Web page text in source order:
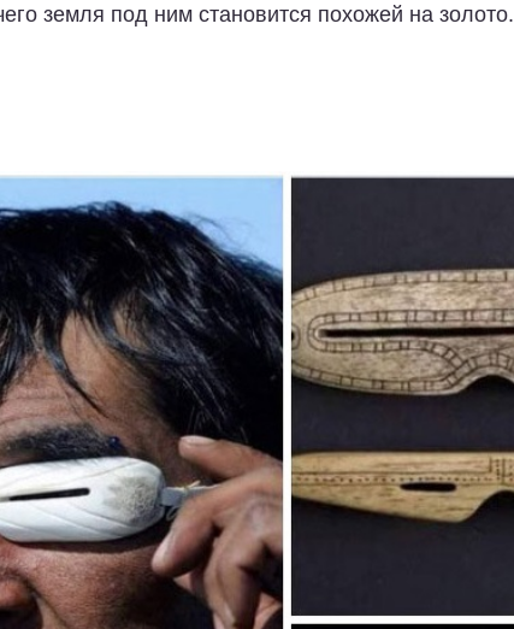
земля под ним становится похожей на золото.